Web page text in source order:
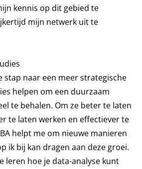
kennis op dit gebied te
mijn netwerk uit te
stap naar een meer strategische
helpen om een duurzaam
te behalen. Om ze beter te laten
te laten werken en effectiever te
helpt me om nieuwe manieren
ik bij kan dragen aan deze groei.
leren hoe je data-analyse kunt